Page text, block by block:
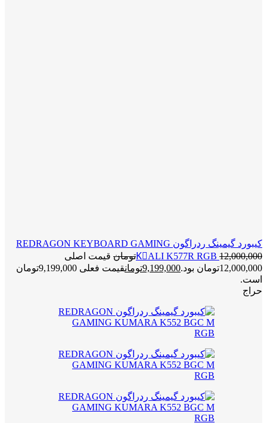
کیبورد گیمینگ ردراگون REDRAGON KEYBOARD GAMING
KَALI K577R RGB 12,000,000 تومان قیمت اصلی
12,000,000تومان بود.
9,199,000تومان
قیمت فعلی 9,199,000تومان
است.
حراج